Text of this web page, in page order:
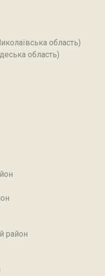
область)
область)
район